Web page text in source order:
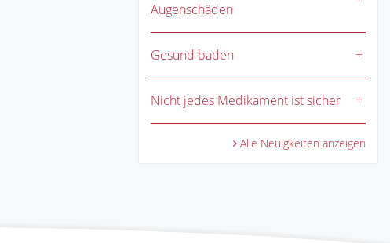
Augenschäden
Gesund baden
Nicht jedes Medikament ist sicher
Alle Neuigkeiten anzeigen